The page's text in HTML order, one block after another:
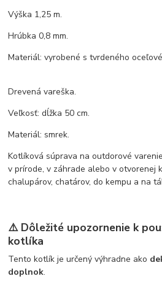
Výška 1,25 m.
Hrúbka 0,8 mm.
Materiál: vyrobené s tvrdeného
Drevená vareška.
Veľkosť: dĺžka 50 cm.
Materiál: smrek.
Kotlíková súprava na outdorové
v prírode, v záhrade alebo v otvorenej
chalupárov, chatárov, do kempu a na
⚠️ Dôležité upozornenie k
kotlíka
Tento kotlík je určený výhradne ako
doplnok.